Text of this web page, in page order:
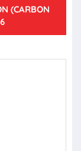
(CARBON